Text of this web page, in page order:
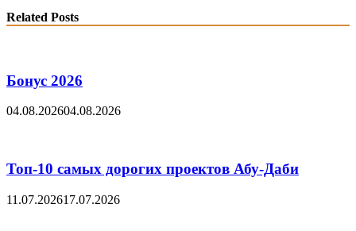
Related Posts
Бонус 2026
04.08.202604.08.2026
Топ-10 самых дорогих проектов Абу-Даби
11.07.202617.07.2026